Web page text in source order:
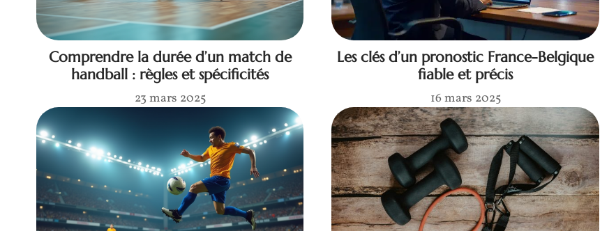
Comprendre la durée d’un match de
handball : règles et spécificités
23 mars 2025
Les clés d’un pronostic France-Belgique
fiable et précis
16 mars 2025